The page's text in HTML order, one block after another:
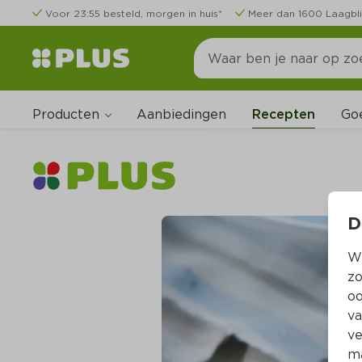
Voor 23:55 besteld, morgen in huis* Meer dan 1600
Producten Aanbiedingen Recepten